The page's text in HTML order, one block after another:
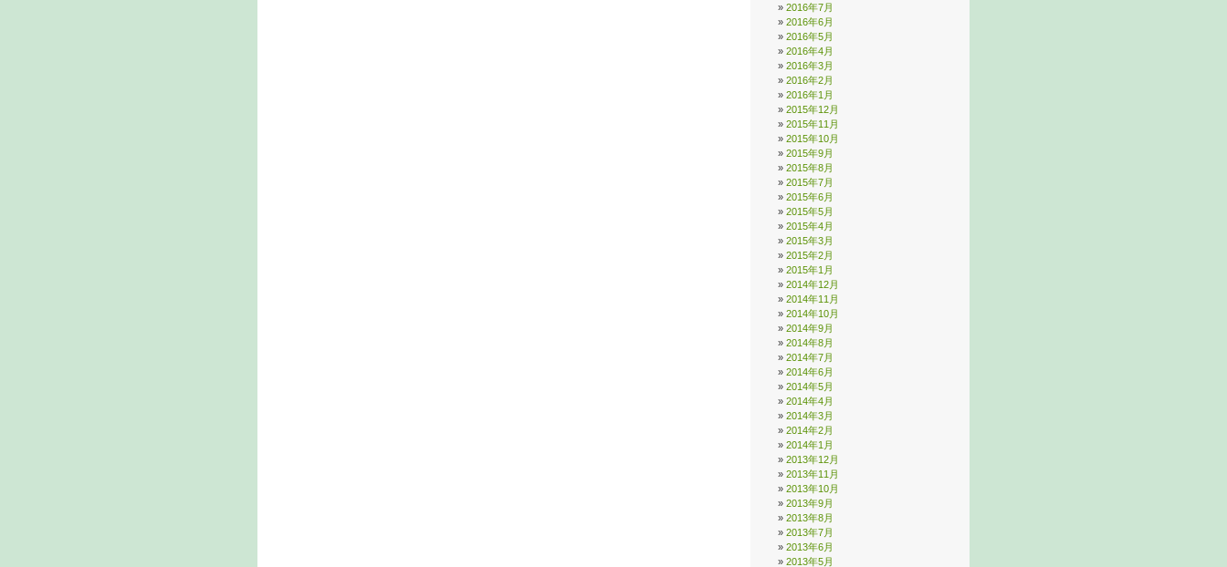
2016年7月
2016年6月
2016年5月
2016年4月
2016年3月
2016年2月
2016年1月
2015年12月
2015年11月
2015年10月
2015年9月
2015年8月
2015年7月
2015年6月
2015年5月
2015年4月
2015年3月
2015年2月
2015年1月
2014年12月
2014年11月
2014年10月
2014年9月
2014年8月
2014年7月
2014年6月
2014年5月
2014年4月
2014年3月
2014年2月
2014年1月
2013年12月
2013年11月
2013年10月
2013年9月
2013年8月
2013年7月
2013年6月
2013年5月